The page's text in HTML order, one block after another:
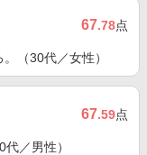
67.78点
（30代／女性）
67.59点
／男性）